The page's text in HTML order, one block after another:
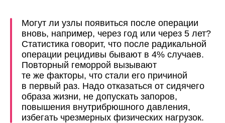
Могут ли узлы появиться после операции
вновь, например, через год или через 5 лет?
Статистика говорит, что после радикальной
операции рецидивы бывают в 4% случаев.
Повторный геморрой вызывают
те же факторы, что стали его причиной
в первый раз. Надо отказаться от сидячего
образа жизни, не допускать запоров,
повышения внутрибрюшного давления,
избегать чрезмерных физических нагрузок.